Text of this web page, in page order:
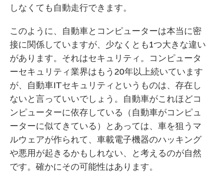
しなくても自動走行できます。
このように、自動車とコンピューターは本当に密
接に関係していますが、少なくとも1つ大きな違い
があります。それはセキュリティ。コンピュータ
ーセキュリティ業界はもう20年以上続いています
が、自動車ITセキュリティというものは、存在し
ないと言っていいでしょう。自動車がこれほどコ
ンピューターに依存している（自動車がコンピュ
ーターに似てきている）とあっては、車を狙うマ
ルウェアが作られて、車載電子機器のハッキング
や悪用が起きるかもしれない、と考えるのが自然
です。確かにその可能性はあります。